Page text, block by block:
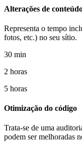
Alterações de
Representa o tempo
fotos, etc.) no seu sítio.
30 min
2 horas
5 horas
Otimização do código
Trata-se de uma
podem ser melhoradas